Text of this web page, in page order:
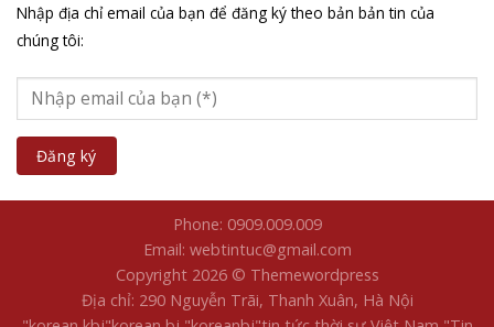
Nhập địa chỉ email của bạn để đăng ký theo bản bản tin của
chúng tôi:
Phone: 0909.009.009
Email: webtintuc@gmail.com
Copyright 2026 © Themewordpress
Địa chỉ: 290 Nguyễn Trãi, Thanh Xuân, Hà Nội